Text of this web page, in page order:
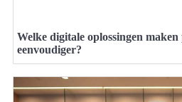
Welke digitale oplossingen
eenvoudiger?